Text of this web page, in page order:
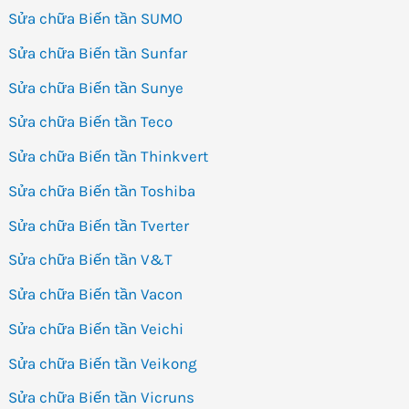
Sửa chữa Biến tần SUMO
Sửa chữa Biến tần Sunfar
Sửa chữa Biến tần Sunye
Sửa chữa Biến tần Teco
Sửa chữa Biến tần Thinkvert
Sửa chữa Biến tần Toshiba
Sửa chữa Biến tần Tverter
Sửa chữa Biến tần V&T
Sửa chữa Biến tần Vacon
Sửa chữa Biến tần Veichi
Sửa chữa Biến tần Veikong
Sửa chữa Biến tần Vicruns